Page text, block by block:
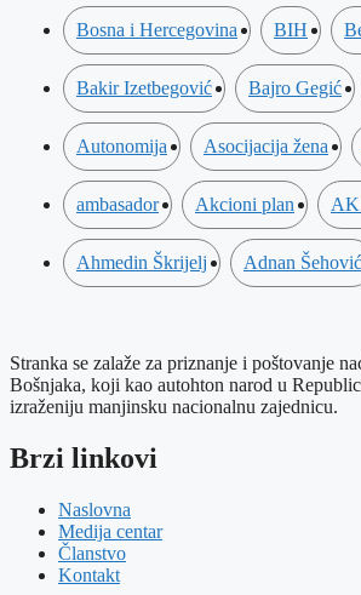
Bosna i Hercegovina BIH
Bakir Izetbegović Bajro Gegić
Autonomija Asocijacija žena
ambasador Akcioni plan AK
Ahmedin Škrijelj Adnan Šehović
Stranka se zalaže za priznanje i poštovanje
Bošnjaka, koji kao autohton narod u
izraženiju manjinsku nacionalnu zajednicu.
Brzi linkovi
Naslovna
Medija centar
Članstvo
Kontakt